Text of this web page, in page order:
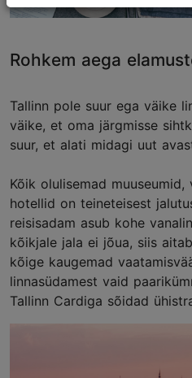
Rohkem aega
Tallinn pole suur ega väike
väike, et oma järgmisse
suur, et alati midagi uut
Kõik olulisemad muuseumid,
hotellid on teineteisest
reisisadam asub kohe
kõikjale jala ei jõua, siis
kõige kaugemad
linnasüdamest vaid
Tallinn Cardiga sõidad